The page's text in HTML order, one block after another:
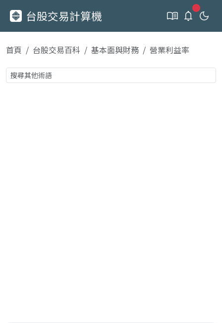
台股交易計算機 新通知
首頁 台股交易百科 基本面與財務 營業利益率